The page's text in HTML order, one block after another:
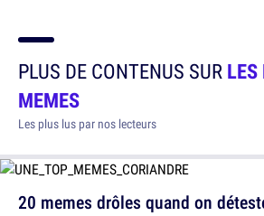
PLUS DE CONTENUS SUR
MEMES
Les plus lus par nos lecteurs
20 memes drôles quand on